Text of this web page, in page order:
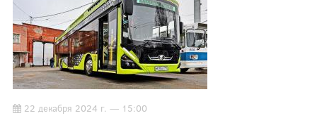
22 декабря 2024 г. — 15:00